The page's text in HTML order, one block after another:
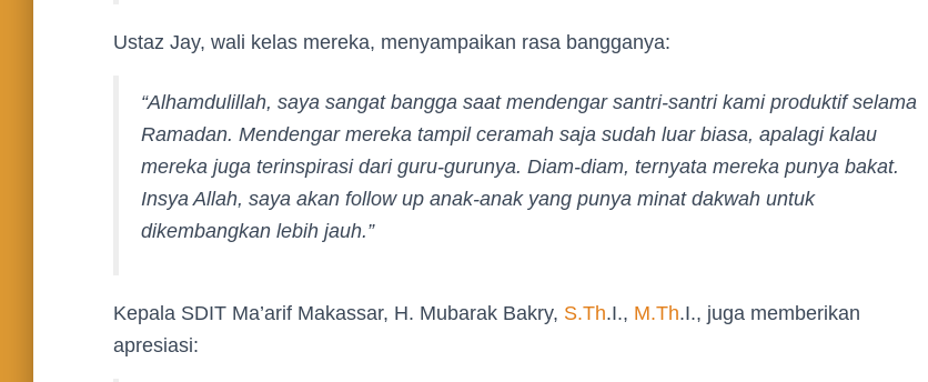
Ustaz Jay, wali kelas mereka, menyampaikan rasa bangganya:
“Alhamdulillah, saya sangat bangga saat mendengar santri-santri kami produktif selama
Ramadan. Mendengar mereka tampil ceramah saja sudah luar biasa, apalagi kalau
mereka juga terinspirasi dari guru-gurunya. Diam-diam, ternyata mereka punya bakat.
Insya Allah, saya akan follow up anak-anak yang punya minat dakwah untuk
dikembangkan lebih jauh.”
Kepala SDIT Ma’arif Makassar, H. Mubarak Bakry, S.Th.I., M.Th.I., juga memberikan
apresiasi: